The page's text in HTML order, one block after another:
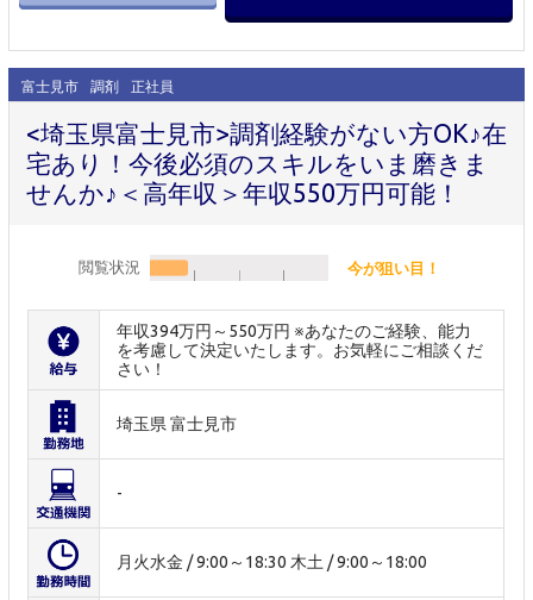
富士見市 調剤 正社員
<埼玉県富士見市>調剤経験がない方OK♪在
宅あり！今後必須のスキルをいま磨きま
せんか♪＜高年収＞年収550万円可能！
閲覧状況 今が狙い目！
年収394万円～550万円 ※あなたのご経験、能力
を考慮して決定いたします。お気軽にご相談くだ
さい！
埼玉県 富士見市
-
月火水金 / 9:00～18:30 木土 / 9:00～18:00